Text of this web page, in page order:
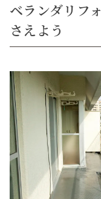
ベランダリフ
さえよう